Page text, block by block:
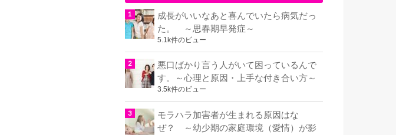
成長がいいなあと喜んでいたら病気だっ
た。 ～思春期早発症～
5.1k件のビュー
悪口ばかり言う人がいて困っているんで
す。～心理と原因・上手な付き合い方～
3.5k件のビュー
モラハラ加害者が生まれる原因はな
ぜ？ ～幼少期の家庭環境（愛情）が影